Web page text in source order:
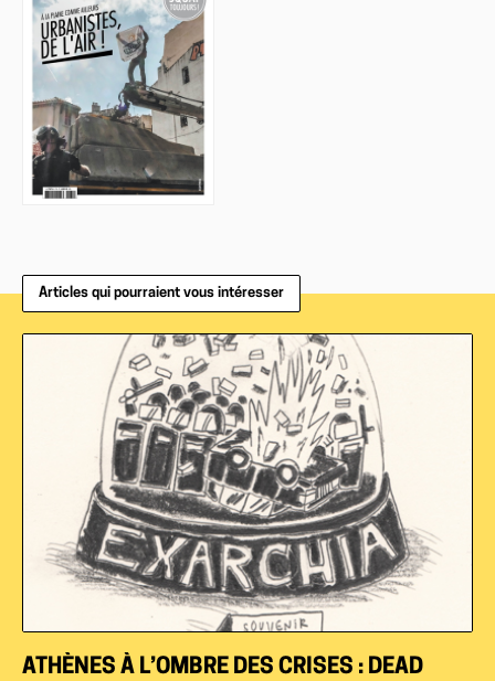
Articles qui pourraient vous intéresser
ATHÈNES À L’OMBRE DES CRISES : DEAD